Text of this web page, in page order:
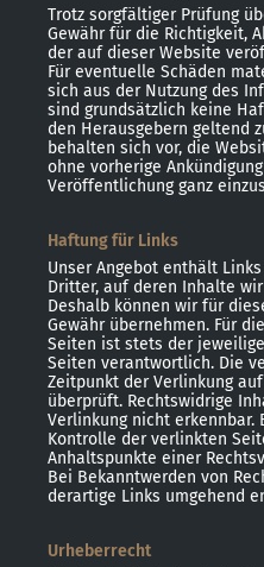
Trotz sorgfältiger Prüfung
Gewähr für die Richtigkeit,
der auf dieser Website
Für eventuelle Schäden
sich aus der Nutzung des
sind grundsätzlich keine
den Herausgebern geltend
behalten sich vor, die
ohne vorherige
Veröffentlichung ganz
Haftung für Links
Unser Angebot enthält
Dritter, auf deren Inhalte
Deshalb können wir für
Gewähr übernehmen. Für
Seiten ist stets der
Seiten verantwortlich. Die
Zeitpunkt der Verlinkung
überprüft. Rechtswidrige
Verlinkung nicht
Kontrolle der verlinkten
Anhaltspunkte einer
Bei Bekanntwerden von
derartige Links umgehend
Urheberrecht